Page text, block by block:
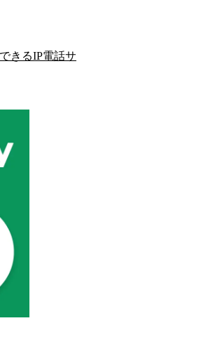
きるIP電話サ